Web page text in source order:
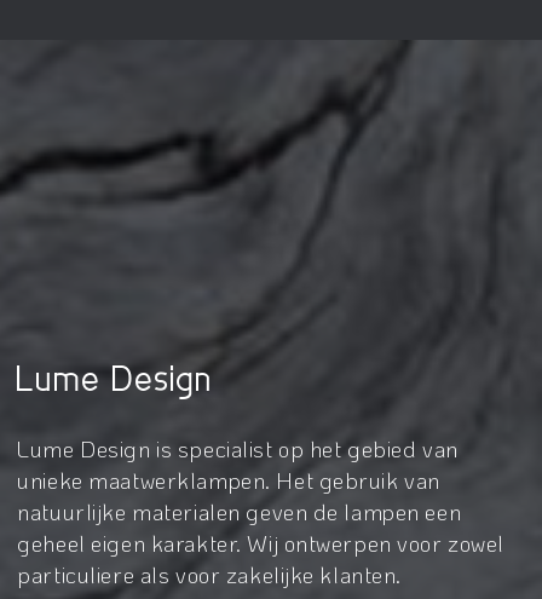
Lume Design
Lume Design is specialist op het gebied van
unieke maatwerklampen. Het gebruik van
natuurlijke materialen geven de lampen een
geheel eigen karakter. Wij ontwerpen voor zowel
particuliere als voor zakelijke klanten.